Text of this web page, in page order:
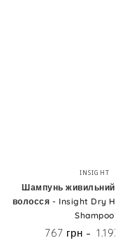
INSIGHT
Шампунь живильний
волосся - Insight Dry
Shampoo
Ціна
767 грн 1.193